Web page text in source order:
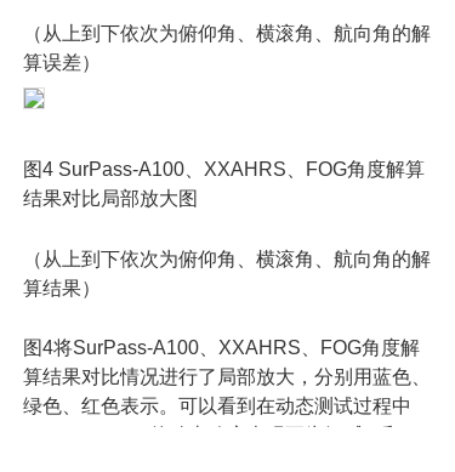
（从上到下依次为俯仰角、横滚角、航向角的解
算误差）
图4 SurPass-A100 XXAHRS FOG角度解算
结果对比局部放大图
（从上到下依次为俯仰角、横滚角、航向角的解
算结果）
图4将SurPass-A100 XXAHRS FOG角度解
算结果对比情况进行了局部放大，分别用蓝色、
绿色、红色表示。可以看到在动态测试过程中